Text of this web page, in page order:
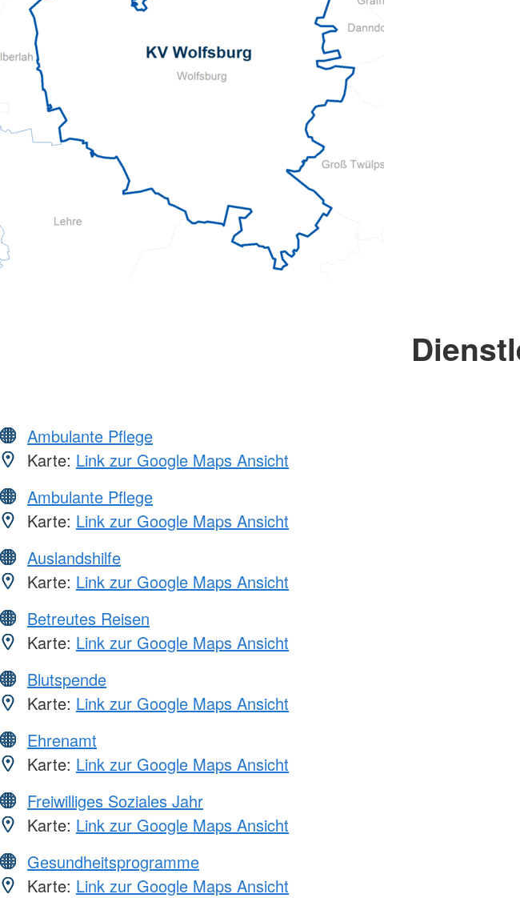
Ambulante Pflege
Karte: Link zur Google Maps Ansicht
Ambulante Pflege
Karte: Link zur Google Maps Ansicht
Auslandshilfe
Karte: Link zur Google Maps Ansicht
Betreutes Reisen
Karte: Link zur Google Maps Ansicht
Blutspende
Karte: Link zur Google Maps Ansicht
Ehrenamt
Karte: Link zur Google Maps Ansicht
Freiwilliges Soziales Jahr
Karte: Link zur Google Maps Ansicht
Gesundheitsprogramme
Karte: Link zur Google Maps Ansicht